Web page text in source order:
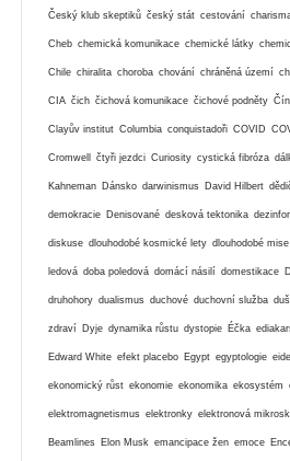
Český klub skeptiků český stát cestování
Cheb chemická komunikace chemické látky
Chile chiralita choroba chování chráněná území
CIA čich čichová komunikace čichové podněty
Clayův institut Columbia conquistadoři COVID
Cromwell čtyři jezdci Curiosity cystická fibróza
Kahneman Dánsko darwinismus David Hilbert
demokracie Denisované desková tektonika
diskuse dlouhodobé kosmické lety dlouhodobé mise
ledová doba poledová domácí násilí domestikace
druhohory dualismus duchové duchovní služba
zdraví Dyje dynamika růstu dystopie Éčka
Edward White efekt placebo Egypt egyptologie
ekonomický růst ekonomie ekonomika ekosystém
elektromagnetismus elektronky elektronová
Beamlines Elon Musk emancipace žen emoce